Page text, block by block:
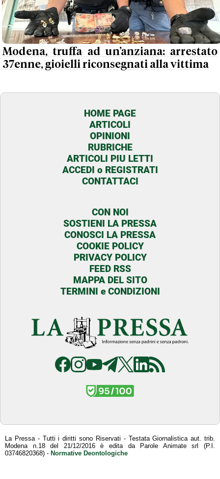
Modena, truffa ad un’anziana: arrestato
37enne, gioielli riconsegnati alla vittima
HOME PAGE
ARTICOLI
OPINIONI
RUBRICHE
ARTICOLI PIU LETTI
ACCEDI o REGISTRATI
CONTATTACI
CON NOI
SOSTIENI LA PRESSA
CONOSCI LA PRESSA
COOKIE POLICY
PRIVACY POLICY
FEED RSS
MAPPA DEL SITO
TERMINI e CONDIZIONI
La Pressa - Tutti i diritti sono Riservati - Testata Giornalistica aut. trib.
Modena n.18 del 21/12/2016 è edita da Parole Animate srl (P.I.
03746820368) - Normative Deontologiche